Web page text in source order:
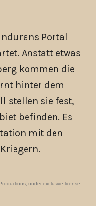
Portal
Anstatt etwas
kommen die
hinter dem
stellen sie fest,
befinden. Es
mit den
under exclusive license